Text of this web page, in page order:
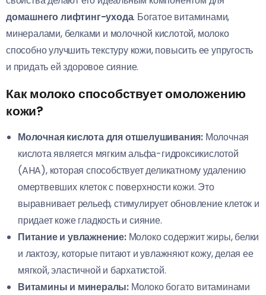
домашнего лифтинг-ухода. Богатое витаминами,
минералами, белками и молочной кислотой, молоко
способно улучшить текстуру кожи, повысить ее упругость
и придать ей здоровое сияние.
Как молоко способствует омоложению
кожи?
Молочная кислота для отшелушивания: Молочная
кислота является мягким альфа-гидроксикислотой
(AHA), которая способствует деликатному удалению
омертвевших клеток с поверхности кожи. Это
выравнивает рельеф, стимулирует обновление клеток и
придает коже гладкость и сияние.
Питание и увлажнение:Молоко содержит жиры, белки
и лактозу, которые питают и увлажняют кожу, делая ее
мягкой, эластичной и бархатистой.
Витамины и минералы: Молоко богато витаминами